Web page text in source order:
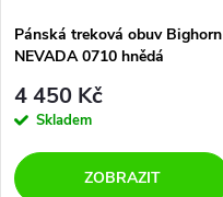
Pánská treková obuv Bighorn
NEVADA 0710 hnědá
4 450 Kč
Skladem
ZOBRAZIT